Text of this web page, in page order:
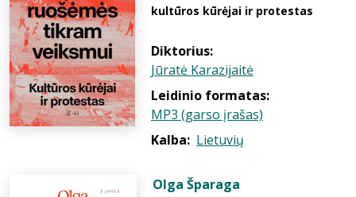
kultūros kūrėjai ir protestas
Diktorius:
Jūratė Karazijaitė
Leidinio formatas:
MP3 (garso įrašas)
Kalba: Lietuvių
Olga Šparaga